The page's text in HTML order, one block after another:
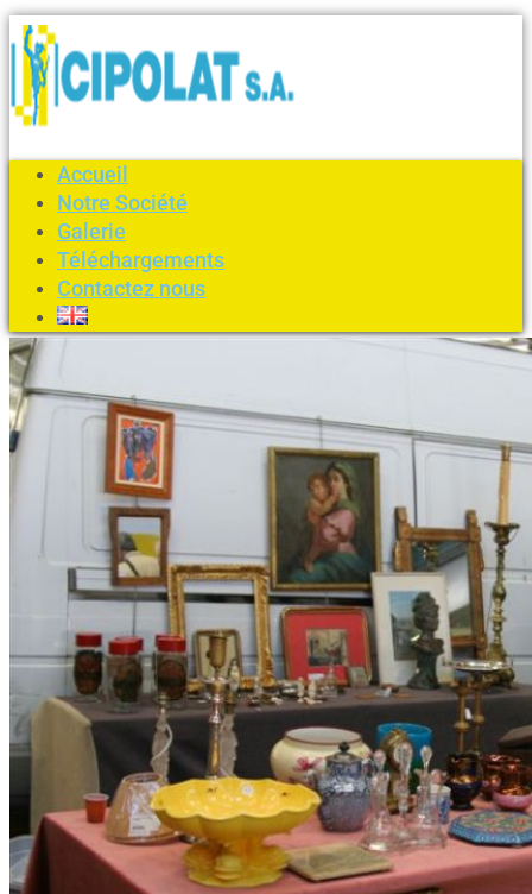
Accueil
Notre Société
Galerie
Téléchargements
Contactez nous